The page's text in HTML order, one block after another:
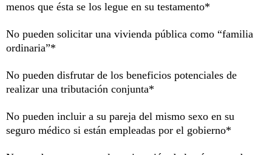
menos que ésta se los legue en su testamento*
No pueden solicitar una vivienda pública como “familia
ordinaria”*
No pueden disfrutar de los beneficios potenciales de
realizar una tributación conjunta*
No pueden incluir a su pareja del mismo sexo en su
seguro médico si están empleadas por el gobierno*